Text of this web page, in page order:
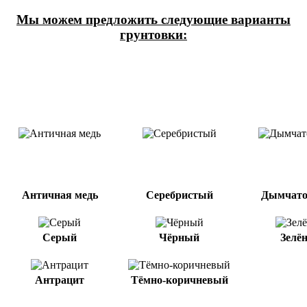
Мы можем предложить следующие варианты
грунтовки:
Античная медь Серебристый
Серый Чёрный
Антрацит Тёмно-коричневый